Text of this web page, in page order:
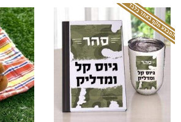
המבצע תקף באתר בלבד